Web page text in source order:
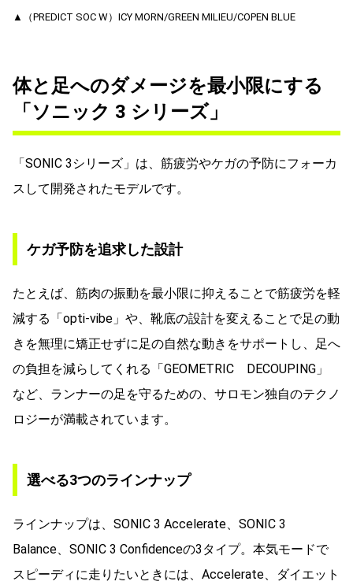
▲（PREDICT SOC W）ICY MORN/GREEN MILIEU/COPEN BLUE
体と足へのダメージを最小限にする
「ソニック 3 シリーズ」
「SONIC 3シリーズ」は、筋疲労やケガの予防にフォーカ
スして開発されたモデルです。
ケガ予防を追求した設計
たとえば、筋肉の振動を最小限に抑えることで筋疲労を軽
減する「opti-vibe」や、靴底の設計を変えることで足の動
きを無理に矯正せずに足の自然な動きをサポートし、足へ
の負担を減らしてくれる「GEOMETRIC DECOUPING」
など、ランナーの足を守るための、サロモン独自のテクノ
ロジーが満載されています。
選べる3つのラインナップ
ラインナップは、SONIC 3 Accelerate、SONIC 3
Balance、SONIC 3 Confidenceの3タイプ。本気モードで
スピーディに走りたいときには、Accelerate、ダイエット